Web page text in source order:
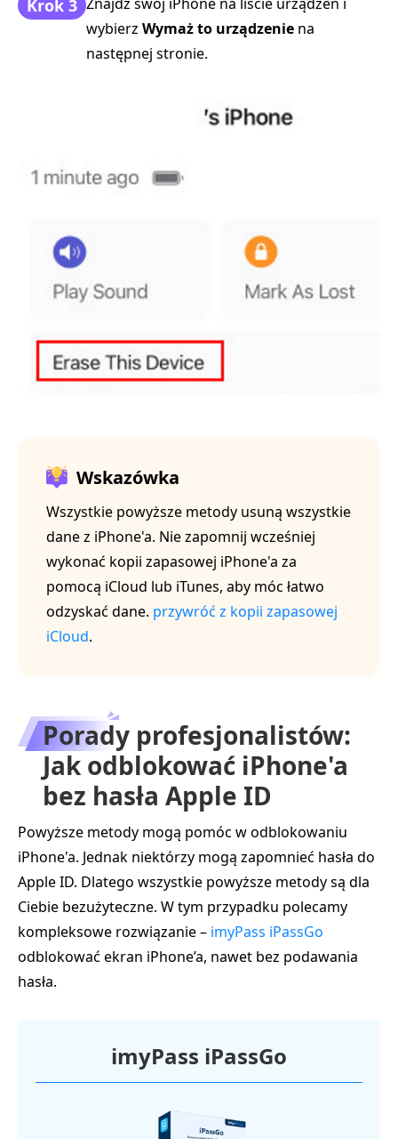
Krok 3
wybierz Wymaż to urządzenie na
następnej stronie.
Wskazówka
Wszystkie powyższe metody usuną wszystkie
dane z iPhone'a. Nie zapomnij wcześniej
wykonać kopii zapasowej iPhone'a za
pomocą iCloud lub iTunes, aby móc łatwo
odzyskać dane. przywróć z kopii zapasowej
iCloud.
Porady profesjonalistów:
Jak odblokować iPhone'a
bez hasła Apple ID
Powyższe metody mogą pomóc w odblokowaniu
iPhone'a. Jednak niektórzy mogą zapomnieć hasła do
Apple ID. Dlatego wszystkie powyższe metody są dla
Ciebie bezużyteczne. W tym przypadku polecamy
kompleksowe rozwiązanie – imyPass iPassGo
odblokować ekran iPhone’a, nawet bez podawania
hasła.
imyPass iPassGo